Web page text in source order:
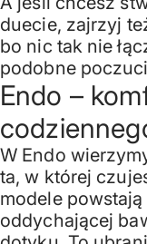
duecie, zajrzyj
bo nic tak nie
podobne
Endo –
W Endo
ta, w której
modele
oddychającej